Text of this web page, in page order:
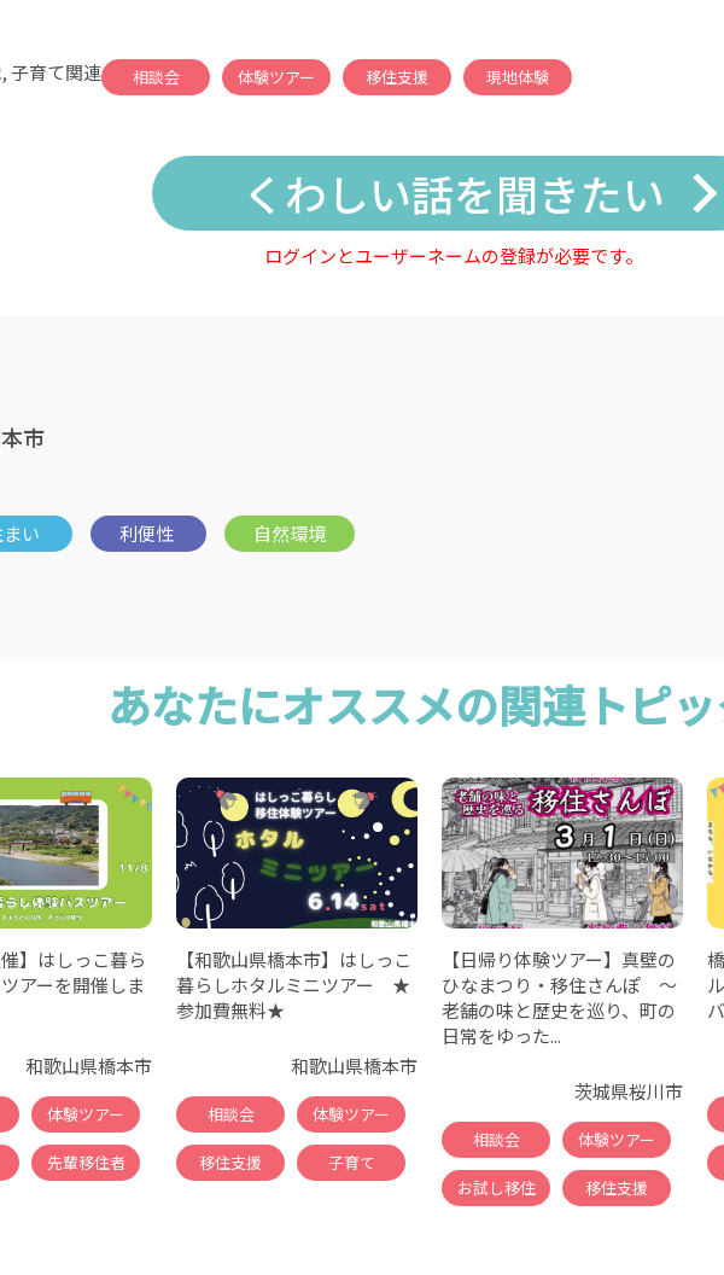
子育て関連 相談会 体験ツアー 移住支援 現地体験
くわしい話を聞きたい
ログインとユーザーネームの登録が必要です。
市
あなたにオススメの関連トピ
催】はしっこ暮ら
アーを開催しま
和歌山県橋本市
体験ツアー
先輩移住者
【和歌山県橋本市】はしっこ
暮らしホタルミニツアー ★
参加費無料★
和歌山県橋本市
相談会 体験ツアー
移住支援 子育て
【日帰り体験ツアー】真壁の
ひなまつり・移住さんぽ ～
老舗の味と歴史を巡り、町の
日常をゆった...
茨城県桜川市
相談会 体験ツアー
お試し移住 移住支援